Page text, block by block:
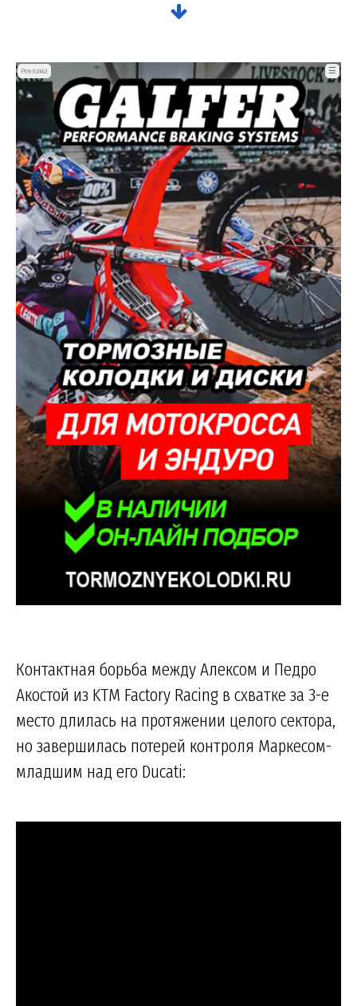
Реклама ☰
Контактная борьба между Алексом и Педро
Акостой из KTM Factory Racing в схватке за 3-е
место длилась на протяжении целого сектора,
но завершилась потерей контроля Маркесом-
младшим над его Ducati: